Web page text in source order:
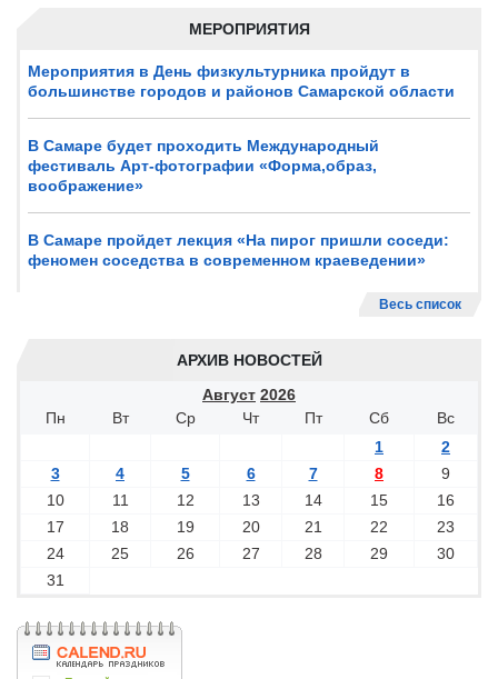
МЕРОПРИЯТИЯ
Мероприятия в День физкультурника пройдут в
большинстве городов и районов Самарской области
В Самаре будет проходить Международный
фестиваль Арт-фотографии «Форма,образ,
воображение»
В Самаре пройдет лекция «На пирог пришли соседи:
феномен соседства в современном краеведении»
Весь список
АРХИВ НОВОСТЕЙ
Август 2026
Пн
Вт Ср Чт Пт Сб
Вс
1
2
3
4 5 6 7 8
9
10
11 12 13 14 15
16
17
18 19 20 21 22
23
24
25 26 27 28 29
30
31